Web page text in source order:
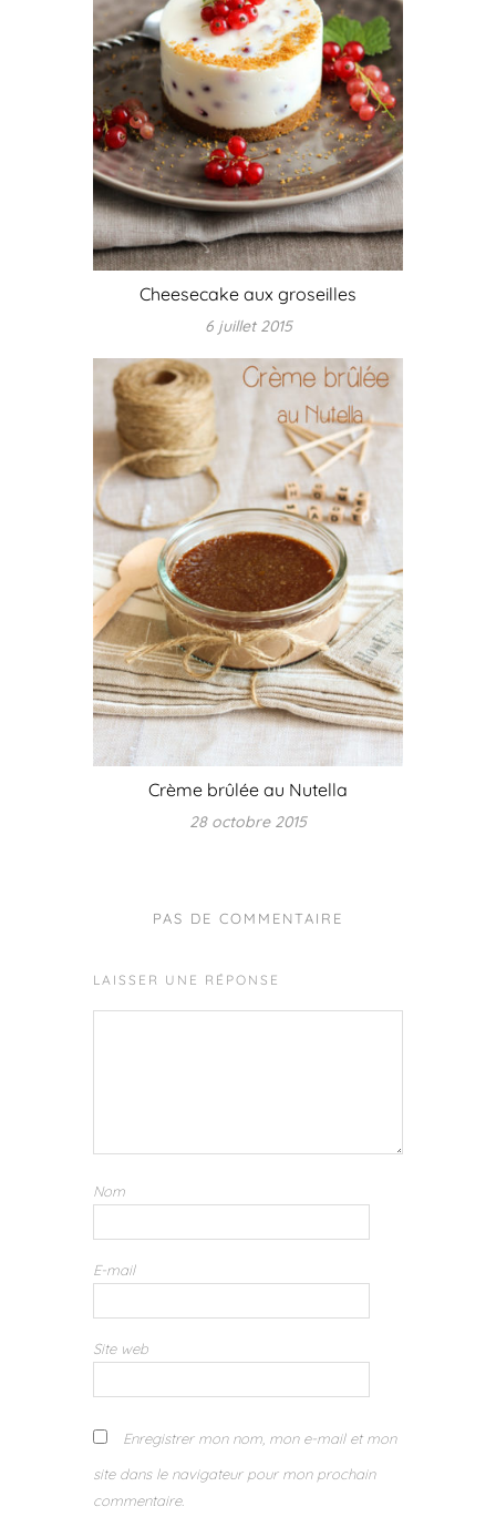
Cheesecake aux groseilles
6 juillet 2015
Crème brûlée au Nutella
28 octobre 2015
PAS DE COMMENTAIRE
LAISSER UNE RÉPONSE
Nom
E-mail
Site web
Enregistrer mon nom, mon e-mail et mon
site dans le navigateur pour mon prochain
commentaire.